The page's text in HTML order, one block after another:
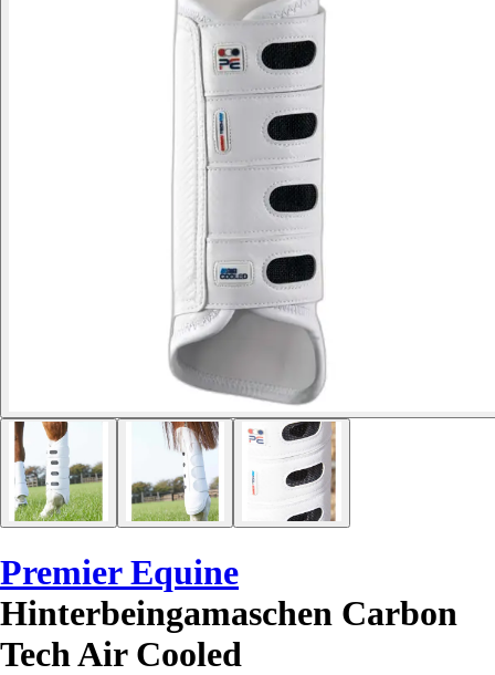
Premier Equine
Hinterbeingamaschen Carbon
Tech Air Cooled